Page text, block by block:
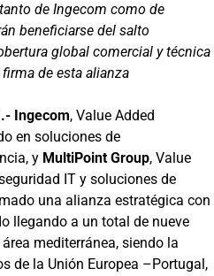
de Ingecom como de
beneficiarse del salto
global comercial y técnica
de esta alianza
Ingecom, Value Added
en soluciones de
y MultiPoint Group, Value
IT y soluciones de
una alianza estratégica con
llegando a un total de nueve
mediterránea, siendo la
de la Unión Europea –Portugal,